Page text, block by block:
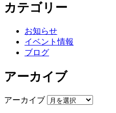
カテゴリー
お知らせ
イベント情報
ブログ
アーカイブ
アーカイブ